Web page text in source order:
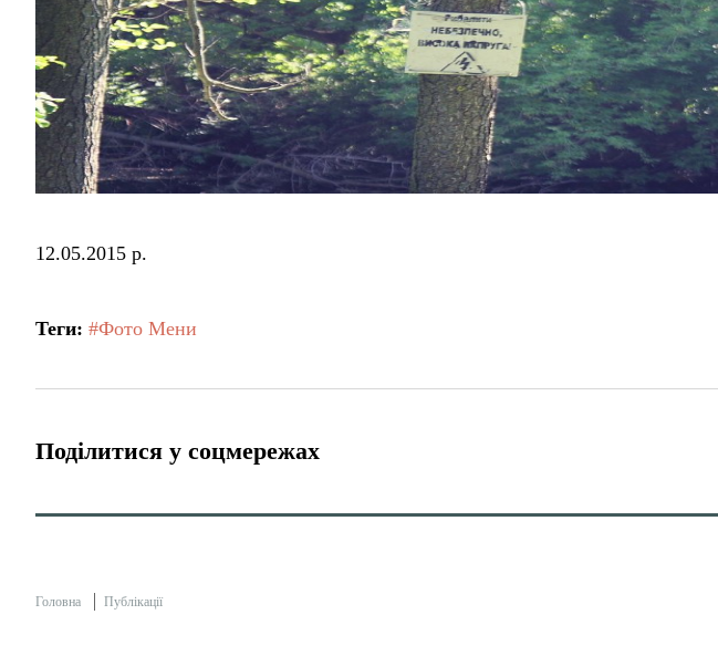
12.05.2015 р.
Теги: #Фото Мени
Поділитися у соцмережах
Головна Публікації